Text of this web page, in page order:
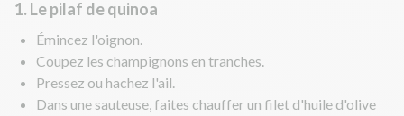
1. Le pilaf de quinoa
Émincez l'oignon.
Coupez les champignons en tranches.
Pressez ou hachez l'ail.
Dans une sauteuse, faites chauffer un filet d'huile d'olive